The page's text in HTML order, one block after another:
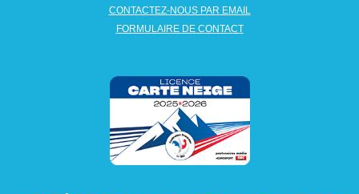
CONTACTEZ-NOUS PAR EMAIL
FORMULAIRE DE CONTACT